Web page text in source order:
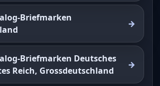
Briefmarken
Briefmarken Deutsches
Reich, Grossdeutschland